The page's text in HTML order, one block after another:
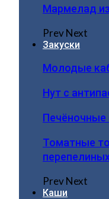
Мармелад
PrevNext
Закуски
Молодые
Нут с
Томатные
PrevNext
Каши